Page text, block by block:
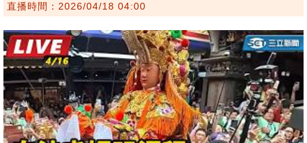
直播時間：2026/04/18 04:00